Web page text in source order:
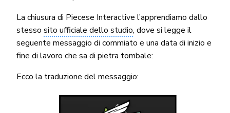
La chiusura di Piecese Interactive l’apprendiamo dallo
stesso sito ufficiale dello studio, dove si legge il
seguente messaggio di commiato e una data di inizio e
fine di lavoro che sa di pietra tombale:
Ecco la traduzione del messaggio: